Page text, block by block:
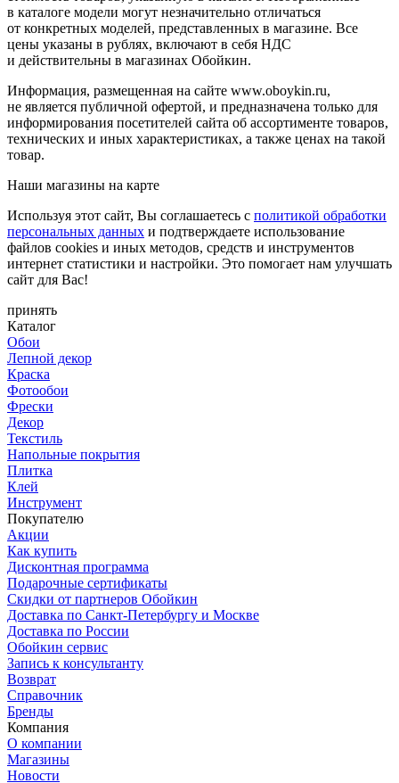
в каталоге модели могут незначительно отличаться
от конкретных моделей, представленных в магазине. Все
цены указаны в рублях, включают в себя НДС
и действительны в магазинах Обойкин.
Информация, размещенная на сайте www.oboykin.ru,
не является публичной офертой, и предназначена только для
информирования посетителей сайта об ассортименте товаров,
технических и иных характеристиках, а также ценах на такой
товар.
Наши магазины на карте
Используя этот сайт, Вы соглашаетесь с политикой обработки
персональных данных и подтверждаете использование
файлов cookies и иных методов, средств и инструментов
интернет статистики и настройки. Это помогает нам улучшать
сайт для Вас!
принять
Каталог
Обои
Лепной декор
Краска
Фотообои
Фрески
Декор
Текстиль
Напольные покрытия
Плитка
Клей
Инструмент
Покупателю
Акции
Как купить
Дисконтная программа
Подарочные сертификаты
Скидки от партнеров Обойкин
Доставка по Санкт-Петербургу и Москве
Доставка по России
Обойкин сервис
Запись к консультанту
Возврат
Справочник
Бренды
Компания
О компании
Магазины
Новости